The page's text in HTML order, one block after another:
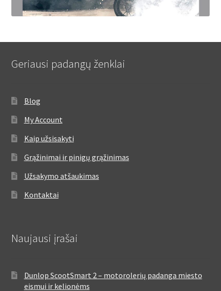
Geriausi padangų ženklai
Blog
My Account
Kaip užsisakyti
Grąžinimai ir pinigų grąžinimas
Užsakymo atšaukimas
Kontaktai
Naujausi įrašai
Dunlop ScootSmart 2 – motorolerių padanga miesto
eismui ir kelionėms